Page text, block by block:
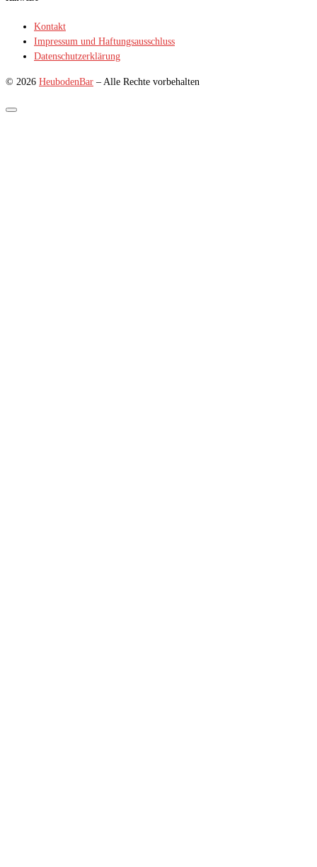
Kontakt
Impressum und Haftungsausschluss
Datenschutzerklärung
© 2026 HeubodenBar – Alle Rechte vorbehalten